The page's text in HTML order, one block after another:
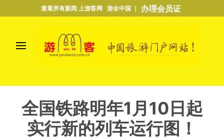
查看所有新闻 上游客网 游全中国 ｜ 办理会员证
全国铁路明年1月10日起
实行新的列车运行图！